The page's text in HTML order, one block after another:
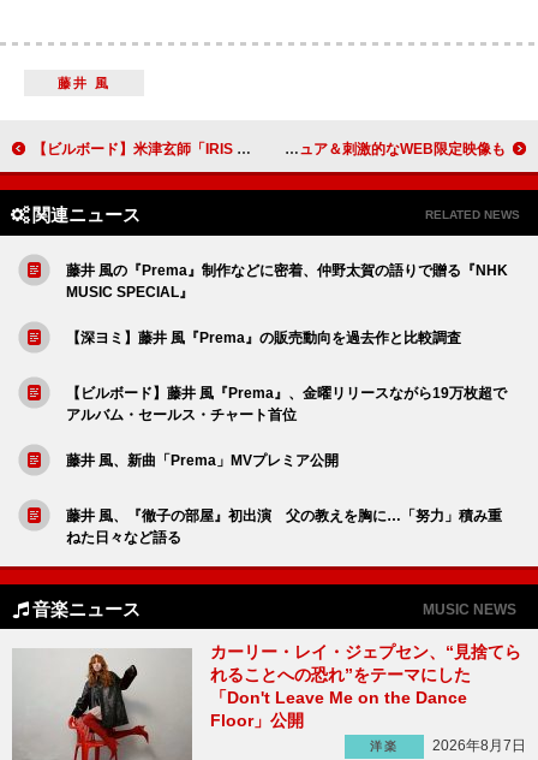
藤井 風
【ビルボード】米津玄師「IRIS OUT」6冠キープ 「JANE DOE」が上昇 長尾謙杜×山田杏奈、映画『恋に至る病』ファイナルビジュアル解禁 ピュア＆刺激的なWEB限定映像も
関連ニュース RELATED NEWS
藤井 風の『Prema』制作などに密着、仲野太賀の語りで贈る『NHK
MUSIC SPECIAL』
【深ヨミ】藤井 風『Prema』の販売動向を過去作と比較調査
【ビルボード】藤井 風『Prema』、金曜リリースながら19万枚超で
アルバム・セールス・チャート首位
藤井 風、新曲「Prema」MVプレミア公開
藤井 風、『徹子の部屋』初出演 父の教えを胸に…「努力」積み重
ねた日々など語る
音楽ニュース MUSIC NEWS
カーリー・レイ・ジェプセン、“見捨てら
れることへの恐れ”をテーマにした
「Don't Leave Me on the Dance
Floor」公開
洋楽 2026年8月7日